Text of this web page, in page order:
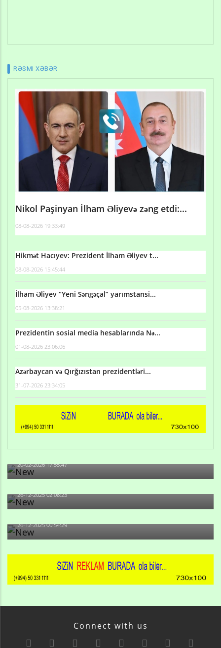
RƏSMI XƏBƏR
Nikol Paşinyan İlham Əliyevə zəng etdi:...
08-08-2026 19:33:49
Hikmət Hacıyev: Prezident İlham Əliyev t...
08-08-2026 15:45:44
İlham Əliyev “Yeni Səngəçal” yarımstansi...
05-08-2026 13:38:21
Prezidentin sosial media hesablarında Nə...
01-08-2026 23:06:06
Azərbaycan və Qırğızıstan prezidentləri...
31-07-2026 23:34:05
Qulu Məhərrəmli: Sosial şəbəkələrdə söyüş niyə artıb?
20-02-2026 17:55:47
Məni bura NAZİR GÖNDƏRİB - 1937-ci ildən fəaliyyətdə
26-12-2025 02:08:23
-Ay qız, sən məhkəməni udmayacaqsan... Sən bilirsən
də, məni...
26-12-2025 00:54:29
Connect with us